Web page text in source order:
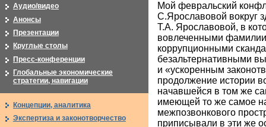
Мой февральский
С.Ярославовой вокруг
Т.А. Ярославовой, в
вовлеченными
коррупционными
безальтернативными
и «ускоренным
продолжение истории
начавшейся в том же
имеющей то же самое
межпозвонкового
приписывали в эти же
Аудио/видео
Анонсы
Презентации
Круглые столы
Пресс-конференции
Глобальные экономические
стратегии, навигации
Концепции, аналитика
Экспертиза и законотворчество